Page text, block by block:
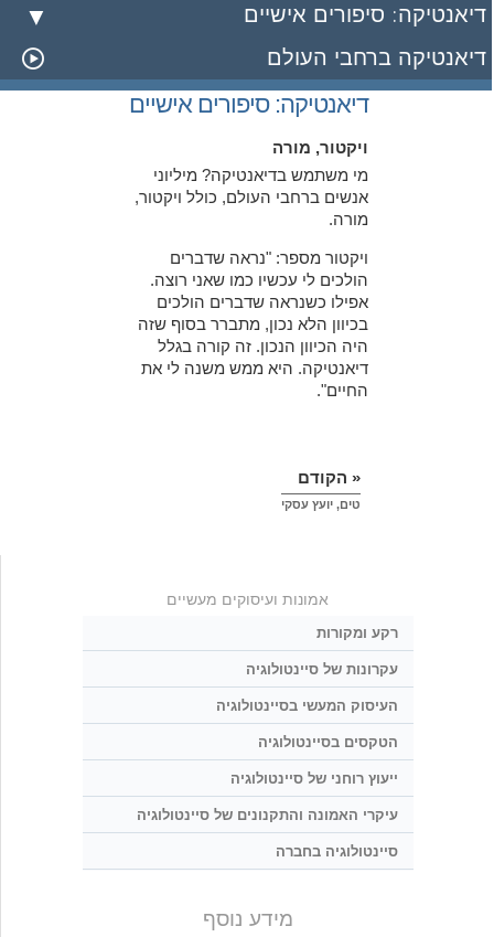
דיאנטיקה: סיפורים אישיים
דיאנטיקה ברחבי העולם
דיאנטיקה: סיפורים אישיים
ויקטור, מורה
מי משתמש בדיאנטיקה? מיליוני
אנשים ברחבי העולם, כולל ויקטור,
מורה.
ויקטור מספר: "נראה שדברים
הולכים לי עכשיו כמו שאני רוצה.
אפילו כשנראה שדברים הולכים
בכיוון הלא נכון, מתברר בסוף שזה
היה הכיוון הנכון. זה קורה בגלל
דיאנטיקה. היא ממש משנה לי את
החיים".
« הקודם
טים, יועץ עסקי
אמונות ועיסוקים מעשיים
רקע ומקורות
עקרונות של סיינטולוגיה
העיסוק המעשי בסיינטולוגיה
הטקסים בסיינטולוגיה
ייעוץ רוחני של סיינטולוגיה
עיקרי האמונה והתקנונים של סיינטולוגיה
סיינטולוגיה בחברה
מידע נוסף